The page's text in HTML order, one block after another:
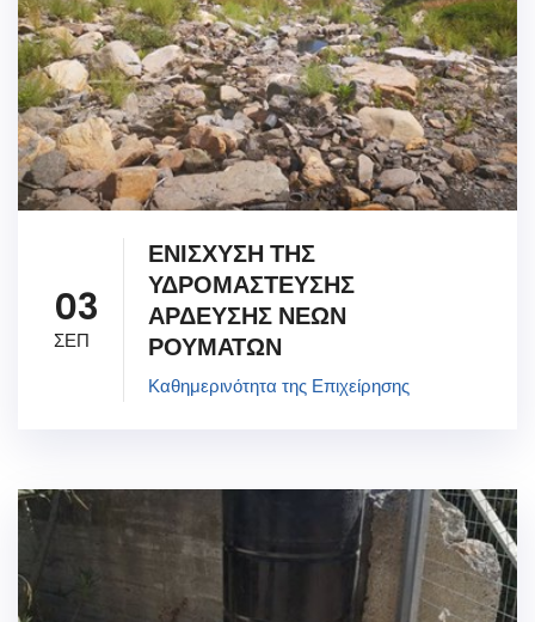
03
ΣΕΠ
ΕΝΙΣΧΥΣΗ ΤΗΣ
ΥΔΡΟΜΑΣΤΕΥΣΗΣ
ΑΡΔΕΥΣΗΣ ΝΕΩΝ
ΡΟΥΜΑΤΩΝ
Καθημερινότητα της Επιχείρησης